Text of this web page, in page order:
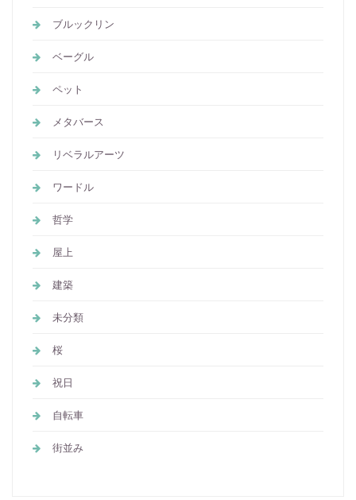
ブルックリン
ベーグル
ペット
メタバース
リベラルアーツ
ワードル
哲学
屋上
建築
未分類
桜
祝日
自転車
街並み